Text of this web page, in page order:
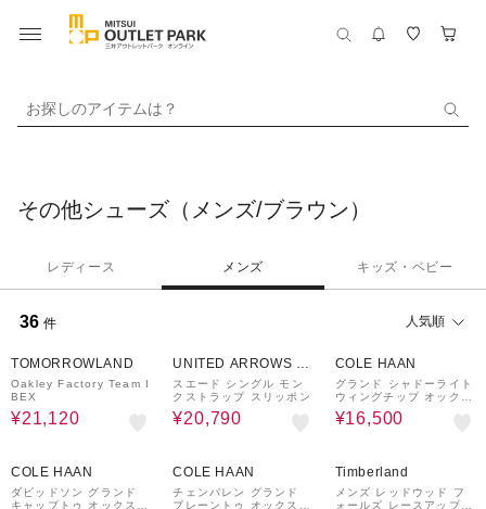
お探しのアイテムは？
その他シューズ（メンズ/ブラウン）
レディース メンズ キッズ・ベビー
36 件 人気順
TOMORROWLAND
Oakley Factory Team I
BEX
¥21,120
UNITED ARROWS O
UTLET
スエード シングル モン
クストラップ スリッポン
¥20,790
COLE HAAN
グランド シャドーライト
ウィングチップ オックス
フォード
¥16,500
COLE HAAN
ダビッドソン グランド
キャップトゥ オックスフ
COLE HAAN
チェンバレン グランド
プレーントゥ オックスフ
Timberland
メンズ レッドウッド フ
ォールズ レースアップ